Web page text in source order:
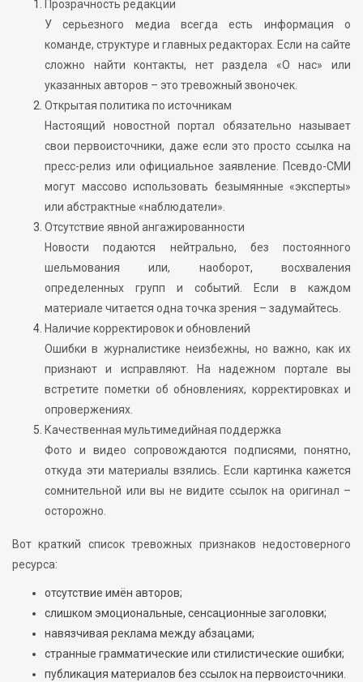
Прозрачность редакции
У серьезного медиа всегда есть информация о
команде, структуре и главных редакторах. Если на сайте
сложно найти контакты, нет раздела «О нас» или
указанных авторов – это тревожный звоночек.
Открытая политика по источникам
Настоящий новостной портал обязательно называет
свои первоисточники, даже если это просто ссылка на
пресс-релиз или официальное заявление. Псевдо-СМИ
могут массово использовать безымянные «эксперты»
или абстрактные «наблюдатели».
Отсутствие явной ангажированности
Новости подаются нейтрально, без постоянного
шельмования или, наоборот, восхваления
определенных групп и событий. Если в каждом
материале читается одна точка зрения – задумайтесь.
Наличие корректировок и обновлений
Ошибки в журналистике неизбежны, но важно, как их
признают и исправляют. На надежном портале вы
встретите пометки об обновлениях, корректировках и
опровержениях.
Качественная мультимедийная поддержка
Фото и видео сопровождаются подписями, понятно,
откуда эти материалы взялись. Если картинка кажется
сомнительной или вы не видите ссылок на оригинал –
осторожно.
Вот краткий список тревожных признаков недостоверного
ресурса:
отсутствие имён авторов;
слишком эмоциональные, сенсационные заголовки;
навязчивая реклама между абзацами;
странные грамматические или стилистические ошибки;
публикация материалов без ссылок на первоисточники.